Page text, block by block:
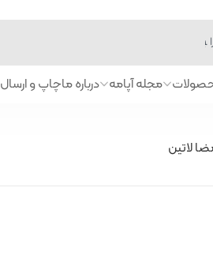
مجله آپامه درباره ماچاپ و ارسال
لاتین